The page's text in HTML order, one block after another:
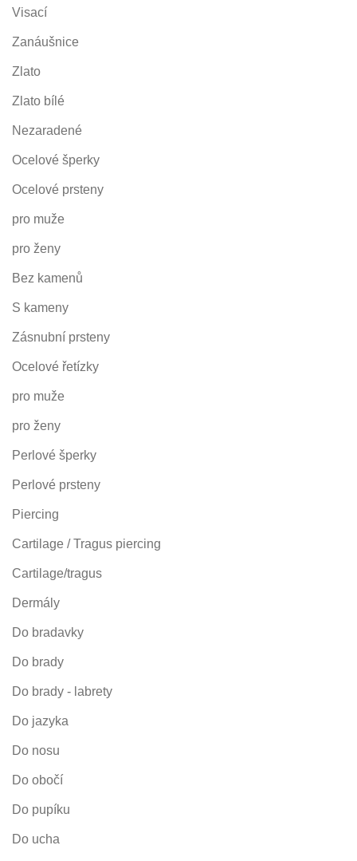
Visací
Zanáušnice
Zlato
Zlato bílé
Nezaradené
Ocelové šperky
Ocelové prsteny
pro muže
pro ženy
Bez kamenů
S kameny
Zásnubní prsteny
Ocelové řetízky
pro muže
pro ženy
Perlové šperky
Perlové prsteny
Piercing
Cartilage / Tragus piercing
Cartilage/tragus
Dermály
Do bradavky
Do brady
Do brady - labrety
Do jazyka
Do nosu
Do obočí
Do pupíku
Do ucha